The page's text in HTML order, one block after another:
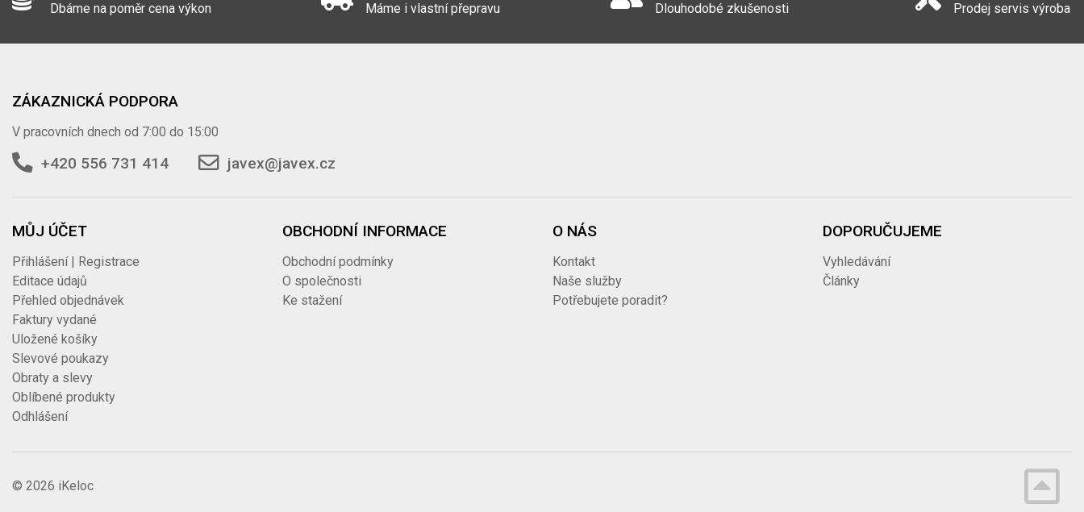
Dbáme na poměr cena výkon Máme i vlastní přepravu Dlouhodobé zkušenosti Prodej servis výroba
ZÁKAZNICKÁ PODPORA
V pracovních dnech od 7:00 do 15:00
+420 556 731 414 javex@javex.cz
MŮJ ÚČET
Přihlášení | Registrace
Editace údajů
Přehled objednávek
Faktury vydané
Uložené košíky
Slevové poukazy
Obraty a slevy
Oblíbené produkty
Odhlášení
OBCHODNÍ INFORMACE
Obchodní podmínky
O společnosti
Ke stažení
O NÁS
Kontakt
Naše služby
Potřebujete poradit?
DOPORUČUJEME
Vyhledávání
Články
© 2026 iKeloc